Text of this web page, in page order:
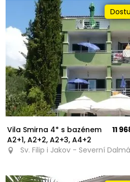
Vila Smirna 4* s bazénem
A2+1, A2+2, A2+3, A4+2
11
Sv. Filip i Jakov - Severní